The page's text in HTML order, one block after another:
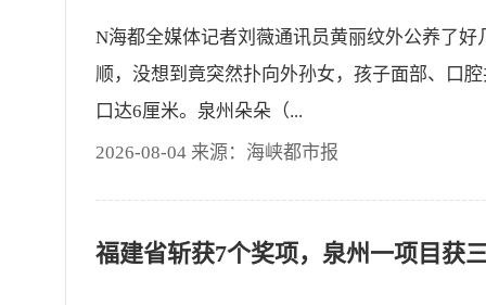
N海都全媒体记者刘薇通讯员黄丽纹外公养了好
顺，没想到竟突然扑向外孙女，孩子面部、口
口达6厘米。泉州朵朵（...
2026-08-04 来源：海峡都市报